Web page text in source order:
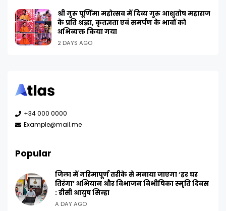
श्री गुरु पूर्णिमा महोत्सव में दिव्य गुरु आशुतोष महाराज
के प्रति श्रद्धा, कृतज्ञता एवं समर्पण के भावों को
अभिव्यक्त किया गया
2 DAYS AGO
+34 000 0000
Example@mail.me
Popular
जिला में गरिमापूर्ण तरीके से मनाया जाएगा ‘हर घर
तिरंगा’ अभियान और विभाजन विभीषिका स्मृति दिवस
: डीसी आयुष सिन्हा
A DAY AGO